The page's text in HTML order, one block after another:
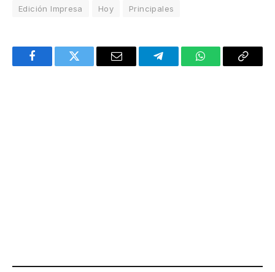
Edición Impresa Hoy Principales
FacebookTwitter Email TelegramWhatsAppCopy